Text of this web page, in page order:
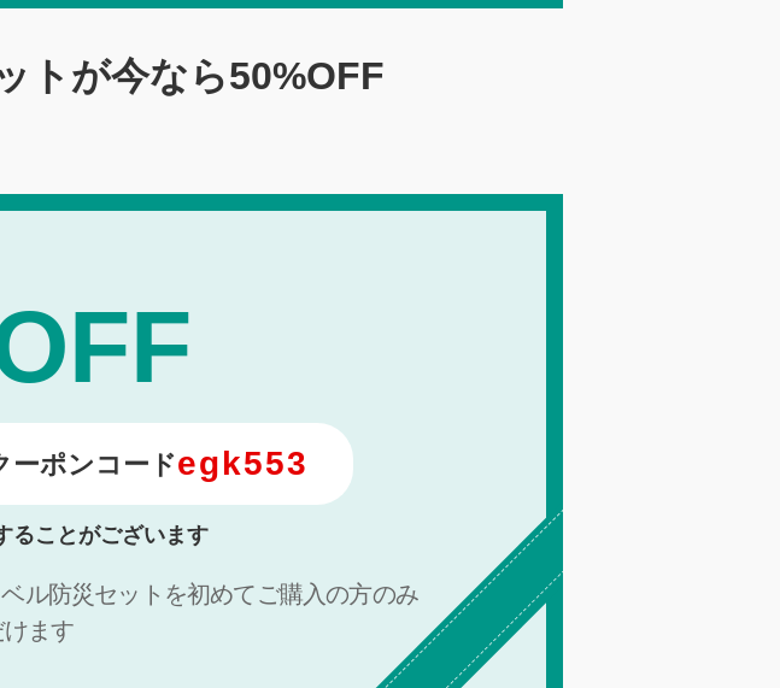
トが今なら50%OFF
ーポンコードegk553
ることがございます
ル防災セットを初めてご購入の方のみ
ます